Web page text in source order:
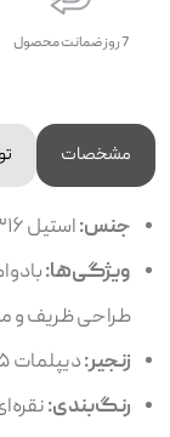
7 روز ضمانت محصول
مشخصات
جنس:استیل ۳۱۶ ضد حساسیت (رنگ ثابت و مقاوم)
ویژگی‌ها:
طراحی ظریف و
زنجیر:دیپلمات ۴۵ سانتی‌متری (شیک و مقاوم)
رنگ‌بندی: